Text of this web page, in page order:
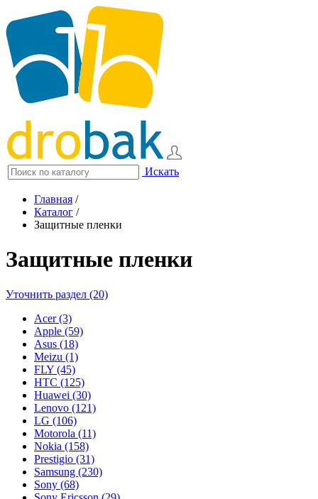
Искать
Главная /
Каталог /
Защитные пленки
Защитные пленки
Уточнить раздел (20)
Acer (3)
Apple (59)
Asus (18)
Meizu (1)
FLY (45)
HTC (125)
Huawei (30)
Lenovo (121)
LG (106)
Motorola (11)
Nokia (158)
Prestigio (31)
Samsung (230)
Sony (68)